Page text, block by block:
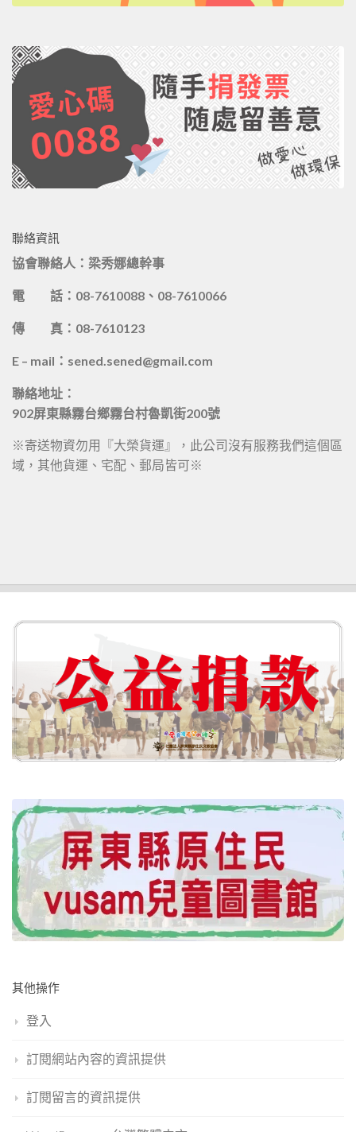
聯絡資訊
協會聯絡人：梁秀娜總幹事
電 話：08-7610088、08-7610066
傳 真：08-7610123
E – mail：sened.sened@gmail.com
聯絡地址：
902屏東縣霧台鄉霧台村魯凱街200號
※寄送物資勿用『大榮貨運』，此公司沒有服務我們這個區
域，其他貨運、宅配、郵局皆可※
其他操作
登入
訂閱網站內容的資訊提供
訂閱留言的資訊提供